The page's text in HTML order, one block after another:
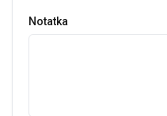
Notatka